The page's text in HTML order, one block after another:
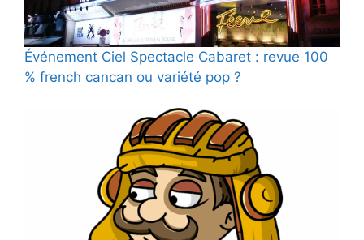
Événement Ciel Spectacle Cabaret : revue 100
% french cancan ou variété pop ?